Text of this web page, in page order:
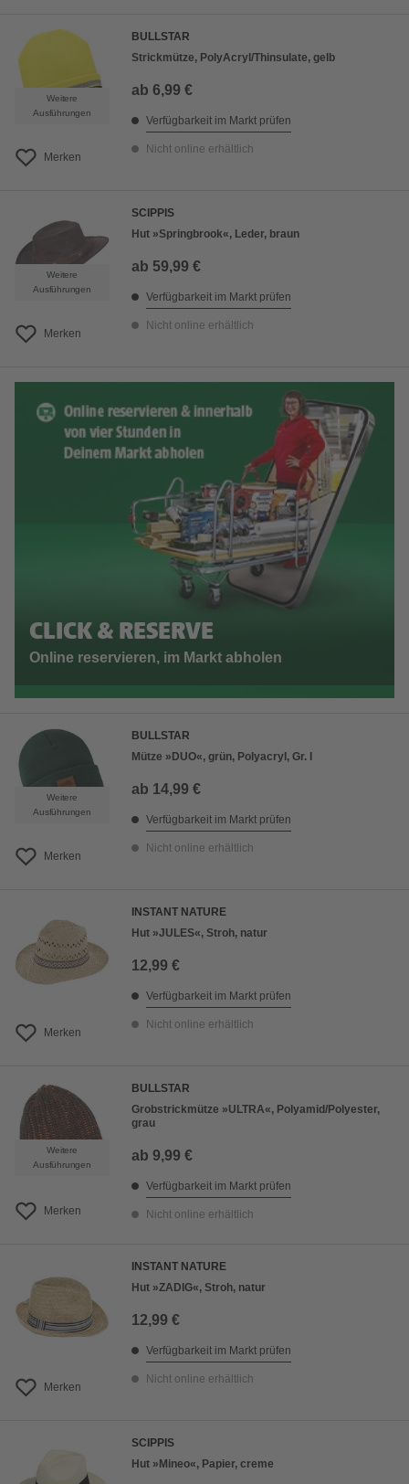
Weitere
Ausführungen
Merken
BULLSTAR
Strickmütze, PolyAcryl/Thinsulate, gelb
ab 6,99 €
Verfügbarkeit im Markt prüfen
Nicht online erhältlich
Weitere
Ausführungen
Merken
SCIPPIS
Hut »Springbrook«, Leder, braun
ab 59,99 €
Verfügbarkeit im Markt prüfen
Nicht online erhältlich
CLICK & RESERVE
Online reservieren, im Markt abholen
Weitere
Ausführungen
Merken
BULLSTAR
Mütze »DUO«, grün, Polyacryl, Gr. I
ab 14,99 €
Verfügbarkeit im Markt prüfen
Nicht online erhältlich
Merken
INSTANT NATURE
Hut »JULES«, Stroh, natur
12,99 €
Verfügbarkeit im Markt prüfen
Nicht online erhältlich
Weitere
Ausführungen
Merken
BULLSTAR
Grobstrickmütze »ULTRA«, Polyamid/Polyester,
grau
ab 9,99 €
Verfügbarkeit im Markt prüfen
Nicht online erhältlich
Merken
INSTANT NATURE
Hut »ZADIG«, Stroh, natur
12,99 €
Verfügbarkeit im Markt prüfen
Nicht online erhältlich
SCIPPIS
Hut »Mineo«, Papier, creme